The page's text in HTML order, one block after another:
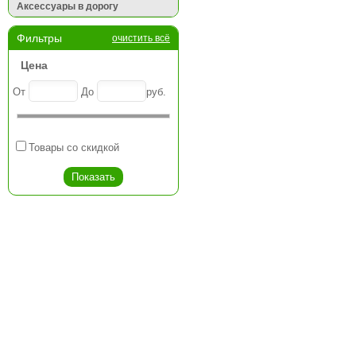
Аксессуары в дорогу
Фильтры очистить всё
Цена
От До руб.
Товары со скидкой